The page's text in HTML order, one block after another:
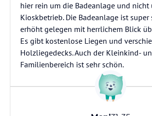
hier rein um die Badeanlage und nicht
Kioskbetrieb. Die Badeanlage ist super
erhöht gelegen mit herrlichem Blick
Es gibt kostenlose Liegen und
Holzliegedecks. Auch der Kleinkind-
Familienbereich ist sehr schön.